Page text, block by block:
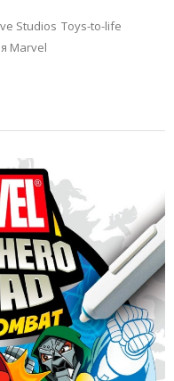
Studios Toys-to-life
Marvel